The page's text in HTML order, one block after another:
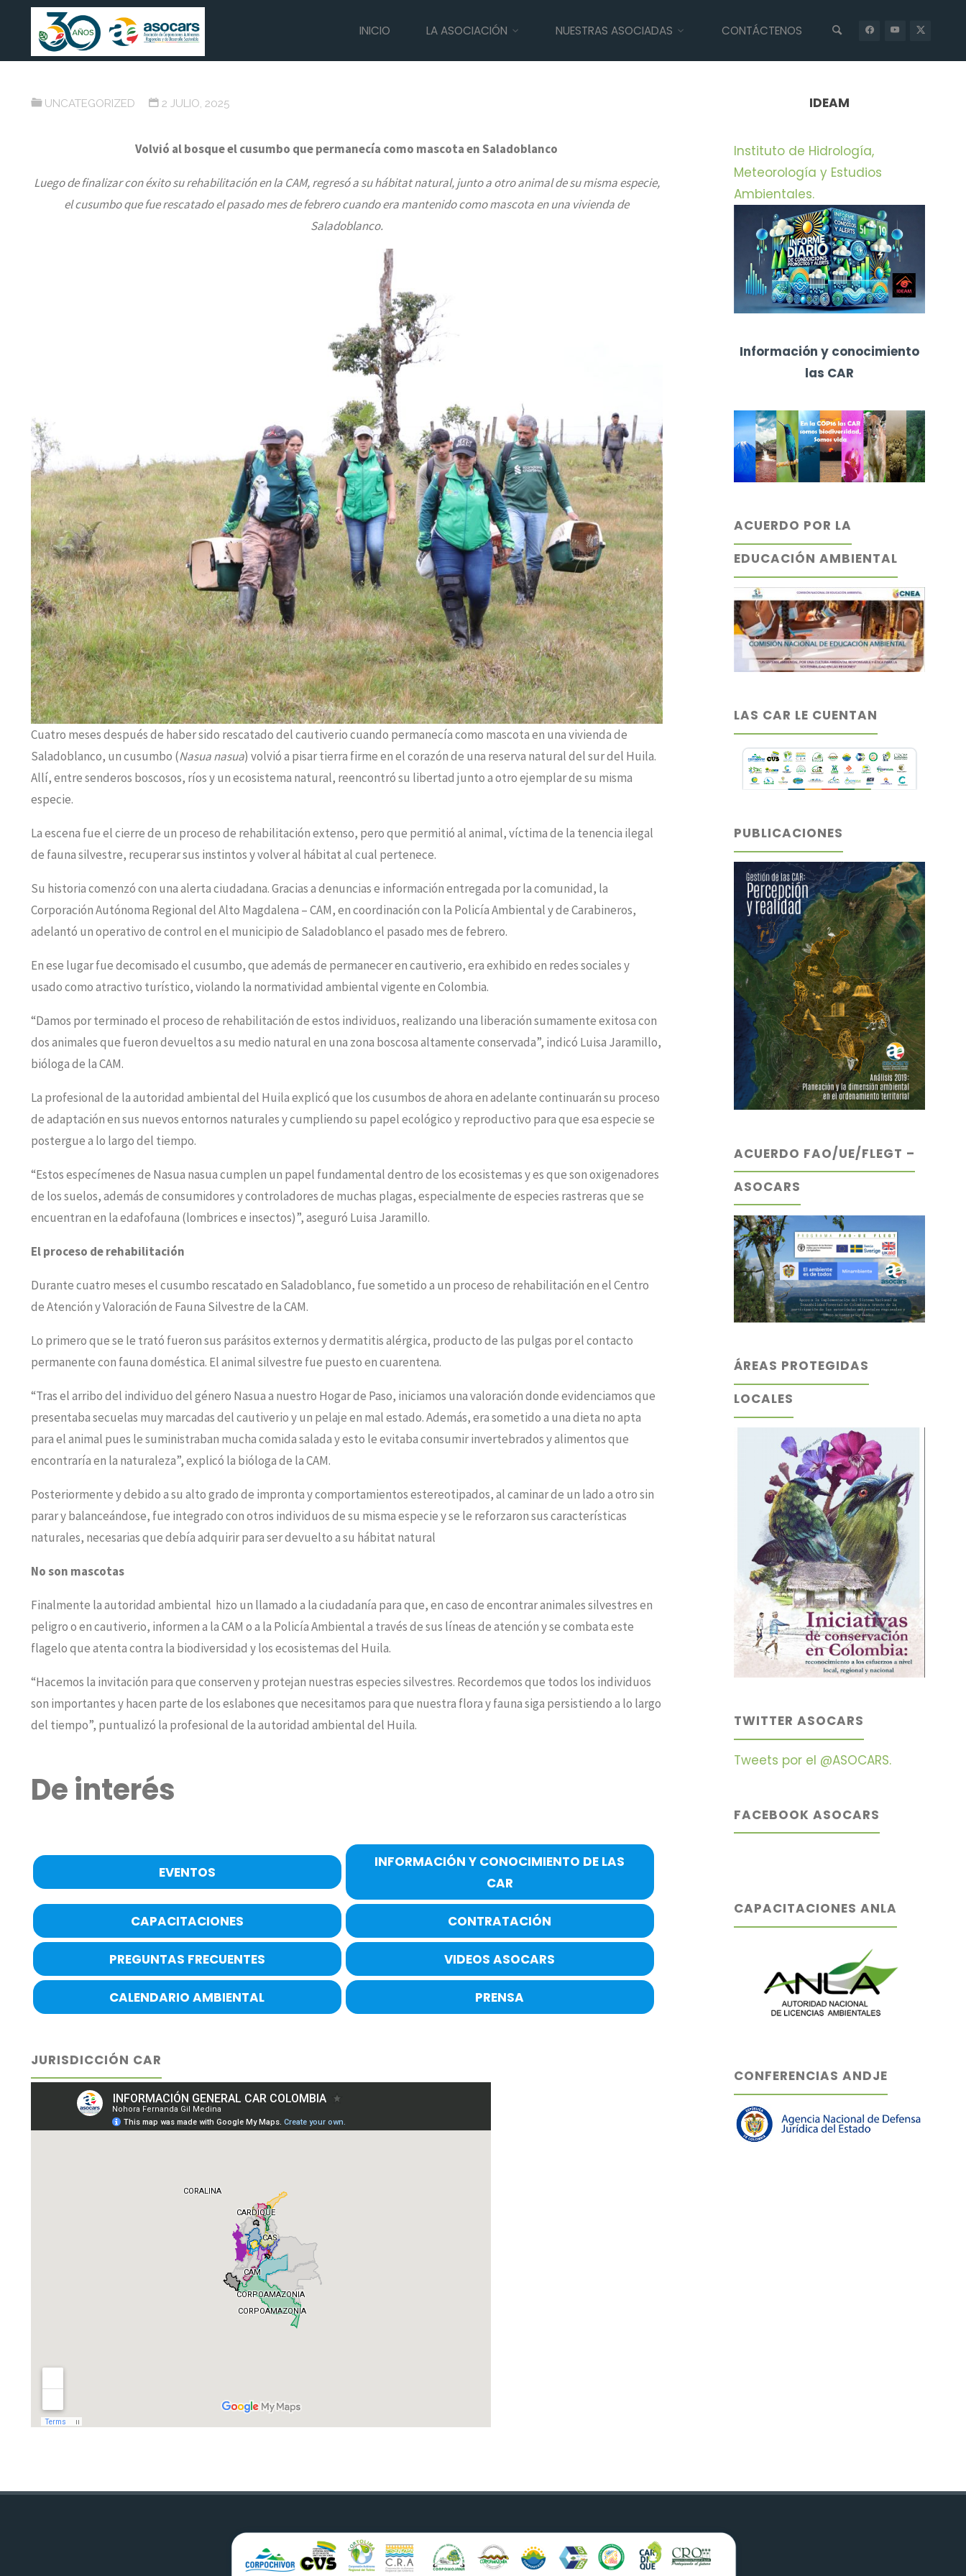
contenido
REGIONALES Y DE
INICIO LA ASOCIACIÓN NUESTRAS ASOCIADAS CONTÁCTENOS
Volvió al bosque el cusumbo que permanecía como
UNCATEGORIZED 2 JULIO, 2025
Volvió al bosque el cusumbo que permanecía como mascota en Saladoblanco
Luego de finalizar con éxito su rehabilitación en la CAM, regresó a su hábitat natural, junto a otro animal de su misma especie,
el cusumbo que fue rescatado el pasado mes de febrero cuando era mantenido como mascota en una vivienda de
Saladoblanco.
Cuatro meses después de haber sido rescatado del cautiverio cuando permanecía como mascota en una vivienda de
Saladoblanco, un cusumbo (Nasua nasua) volvió a pisar tierra firme en el corazón de una reserva natural del sur del Huila.
Allí, entre senderos boscosos, ríos y un ecosistema natural, reencontró su libertad junto a otro ejemplar de su misma
especie.
La escena fue el cierre de un proceso de rehabilitación extenso, pero que permitió al animal, víctima de la tenencia ilegal
de fauna silvestre, recuperar sus instintos y volver al hábitat al cual pertenece.
Su historia comenzó con una alerta ciudadana. Gracias a denuncias e información entregada por la comunidad, la
Corporación Autónoma Regional del Alto Magdalena – CAM, en coordinación con la Policía Ambiental y de Carabineros,
adelantó un operativo de control en el municipio de Saladoblanco el pasado mes de febrero.
En ese lugar fue decomisado el cusumbo, que además de permanecer en cautiverio, era exhibido en redes sociales y
usado como atractivo turístico, violando la normatividad ambiental vigente en Colombia.
“Damos por terminado el proceso de rehabilitación de estos individuos, realizando una liberación sumamente exitosa con
dos animales que fueron devueltos a su medio natural en una zona boscosa altamente conservada”, indicó Luisa Jaramillo,
bióloga de la CAM.
La profesional de la autoridad ambiental del Huila explicó que los cusumbos de ahora en adelante continuarán su proceso
de adaptación en sus nuevos entornos naturales y cumpliendo su papel ecológico y reproductivo para que esa especie se
postergue a lo largo del tiempo.
“Estos especímenes de Nasua nasua cumplen un papel fundamental dentro de los ecosistemas y es que son oxigenadores
de los suelos, además de consumidores y controladores de muchas plagas, especialmente de especies rastreras que se
encuentran en la edafofauna (lombrices e insectos)”, aseguró Luisa Jaramillo.
El proceso de rehabilitación
Durante cuatro meses el cusumbo rescatado en Saladoblanco, fue sometido a un proceso de rehabilitación en el Centro
de Atención y Valoración de Fauna Silvestre de la CAM.
Lo primero que se le trató fueron sus parásitos externos y dermatitis alérgica, producto de las pulgas por el contacto
permanente con fauna doméstica. El animal silvestre fue puesto en cuarentena.
“Tras el arribo del individuo del género Nasua a nuestro Hogar de Paso, iniciamos una valoración donde evidenciamos que
presentaba secuelas muy marcadas del cautiverio y un pelaje en mal estado. Además, era sometido a una dieta no apta
para el animal pues le suministraban mucha comida salada y esto le evitaba consumir invertebrados y alimentos que
encontraría en la naturaleza”, explicó la bióloga de la CAM.
Posteriormente y debido a su alto grado de impronta y comportamientos estereotipados, al caminar de un lado a otro sin
parar y balanceándose, fue integrado con otros individuos de su misma especie y se le reforzaron sus características
naturales, necesarias que debía adquirir para ser devuelto a su hábitat natural
No son mascotas
Finalmente la autoridad ambiental hizo un llamado a la ciudadanía para que, en caso de encontrar animales silvestres en
peligro o en cautiverio, informen a la CAM o a la Policía Ambiental a través de sus líneas de atención y se combata este
flagelo que atenta contra la biodiversidad y los ecosistemas del Huila.
“Hacemos la invitación para que conserven y protejan nuestras especies silvestres. Recordemos que todos los individuos
son importantes y hacen parte de los eslabones que necesitamos para que nuestra flora y fauna siga persistiendo a lo largo
del tiempo”, puntualizó la profesional de la autoridad ambiental del Huila.
De interés
EVENTOS
INFORMACIÓN Y CONOCIMIENTO DE LAS
CAR
CAPACITACIONES CONTRATACIÓN
PREGUNTAS FRECUENTES VIDEOS ASOCARS
CALENDARIO AMBIENTAL PRENSA
JURISDICCIÓN CAR
IDEAM
Instituto de Hidrología,
Meteorología y Estudios
Ambientales.
Información y conocimiento
las CAR
ACUERDO POR LA
EDUCACIÓN AMBIENTAL
LAS CAR LE CUENTAN
PUBLICACIONES
ACUERDO FAO/UE/FLEGT –
ASOCARS
ÁREAS PROTEGIDAS
LOCALES
TWITTER ASOCARS
Tweets por el @ASOCARS.
FACEBOOK ASOCARS
CAPACITACIONES ANLA
CONFERENCIAS ANDJE